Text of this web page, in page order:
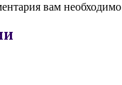
вам необходимо